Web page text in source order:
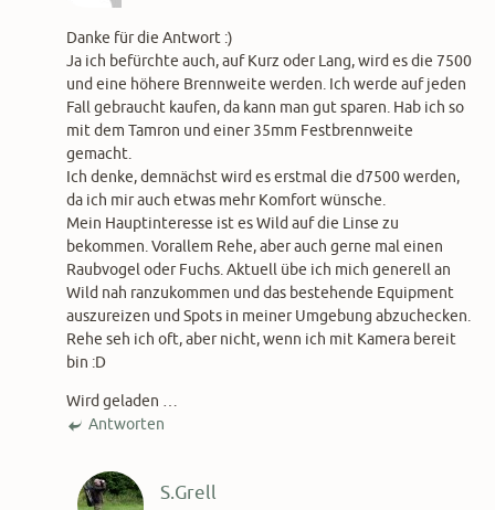
Danke für die Antwort :)
Ja ich befürchte auch, auf Kurz oder Lang, wird es die 7500
und eine höhere Brennweite werden. Ich werde auf jeden
Fall gebraucht kaufen, da kann man gut sparen. Hab ich so
mit dem Tamron und einer 35mm Festbrennweite
gemacht.
Ich denke, demnächst wird es erstmal die d7500 werden,
da ich mir auch etwas mehr Komfort wünsche.
Mein Hauptinteresse ist es Wild auf die Linse zu
bekommen. Vorallem Rehe, aber auch gerne mal einen
Raubvogel oder Fuchs. Aktuell übe ich mich generell an
Wild nah ranzukommen und das bestehende Equipment
auszureizen und Spots in meiner Umgebung abzuchecken.
Rehe seh ich oft, aber nicht, wenn ich mit Kamera bereit
bin :D
Wird geladen …
Antworten
S.Grell